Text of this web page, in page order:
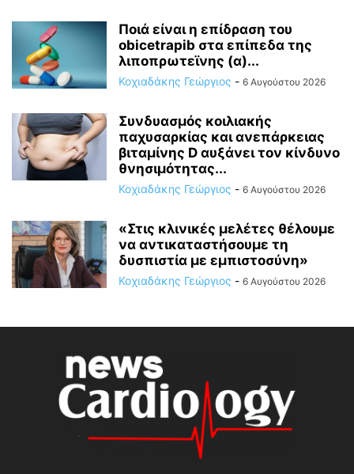
Ποιά είναι η επίδραση του
obicetrapib στα επίπεδα της
λιποπρωτεϊνης (α)...
Κοχιαδάκης Γεώργιος - 6 Αυγούστου 2026
Συνδυασμός κοιλιακής
παχυσαρκίας και ανεπάρκειας
βιταμίνης D αυξάνει τον κίνδυνο
θνησιμότητας...
Κοχιαδάκης Γεώργιος - 6 Αυγούστου 2026
«Στις κλινικές μελέτες θέλουμε
να αντικαταστήσουμε τη
δυσπιστία με εμπιστοσύνη»
Κοχιαδάκης Γεώργιος - 6 Αυγούστου 2026